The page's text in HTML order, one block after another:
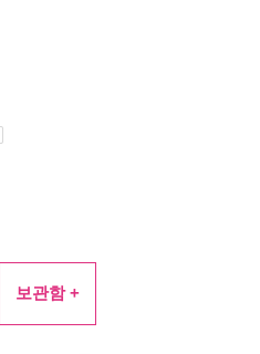
보관함 +